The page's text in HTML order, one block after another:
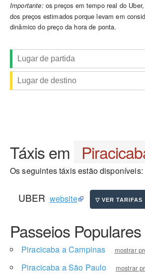
Importante:os preços em tempo real do
dos preços estimados porque levam em
dinâmico do preço da hora de ponta.
Táxis em
Os seguintes táxis estão disponíveis:
UBER website
Passeios Populares
Piracicaba a Campinas mostrar
Piracicaba a São Paulo mostrar